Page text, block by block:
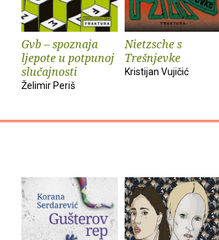
Gvb – spoznaja
ljepote u potpunoj
slučajnosti
Želimir Periš
Nietzsche s
Trešnjevke
Kristijan Vujičić